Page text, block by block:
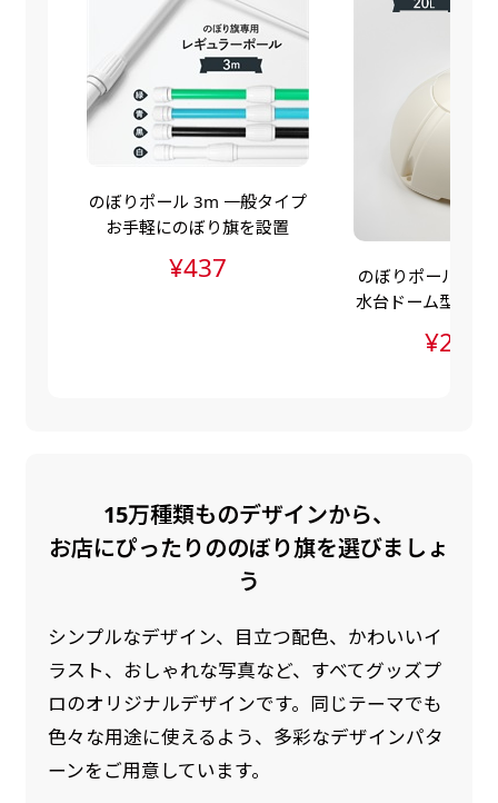
のぼりポール 3m 一般タイプ
お手軽にのぼり旗を設置
¥437
のぼりポールス
水台ドーム型（ポ
15万種類ものデザインから、
お店にぴったりののぼり旗を選びましょ
う
シンプルなデザイン、目立つ配色、かわいいイ
ラスト、おしゃれな写真など、すべてグッズプ
ロのオリジナルデザインです。同じテーマでも
色々な用途に使えるよう、多彩なデザインパタ
ーンをご用意しています。
自由入力(60x180以内)
お好みのサイズで縦幕・横幕の作成が可能です。
長辺が180cm以内、短辺が60cm以内であれば自
由なサイズを指定下さい！
あんな場所こんな場所お好みのサイズでお好みの
幕の製作をお楽しみください
（※cm単位での指定でおねがいいたします。）
レギュラーのれんは横幕の上部にチチを5か所つ
けて疑似的にのれんのような幕をつくります。お
店の入口付近の装飾に是非！
レギュラースリムのれん
(180x30)
レギュラーのれんスリムは横幕の上部にチチを5